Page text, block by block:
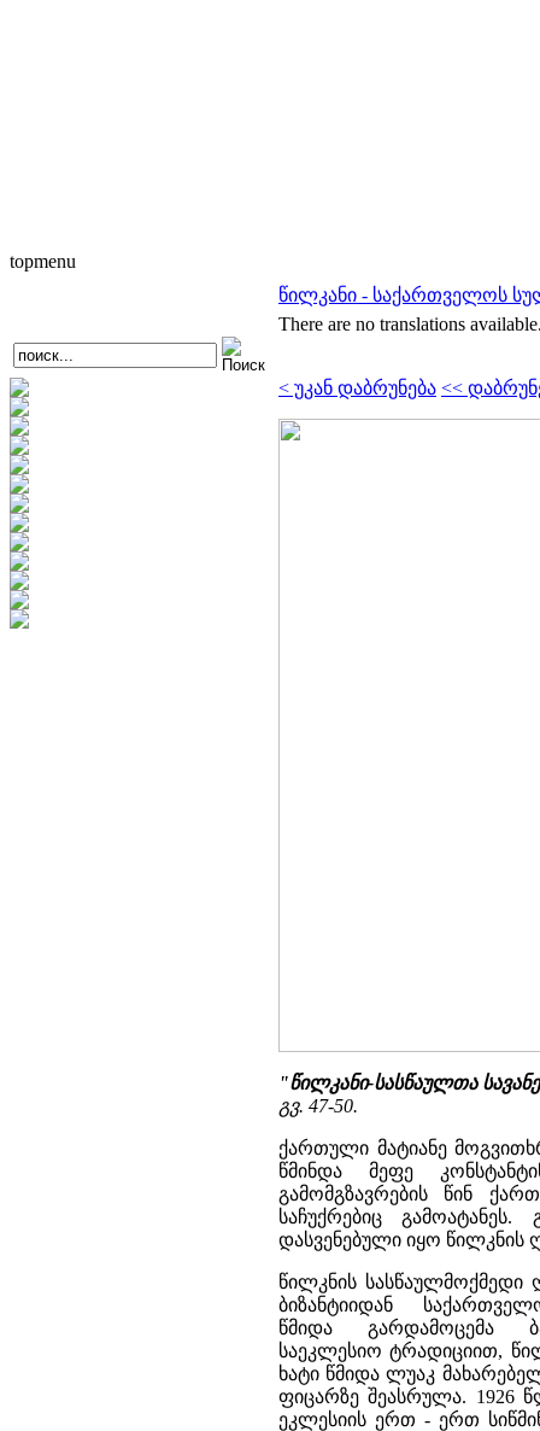
topmenu
წილკანი - საქართველოს
There are no translations
< უკან დაბრუნება <<
"წილკანი-სასწაულთა
გვ. 47-50.
ქართული მატიანე
წმინდა მეფე
გამომგზავრების წინ
საჩუქრებიც
დასვენებული იყო წილკნის
წილკნის სასწაულმოქმედი
ბიზანტიიდან
წმიდა გარდამოცემა
საეკლესიო ტრადიციით,
ხატი წმიდა ლუაკ
ფიცარზე შეასრულა. 1926
ეკლესიის ერთ - ერთ